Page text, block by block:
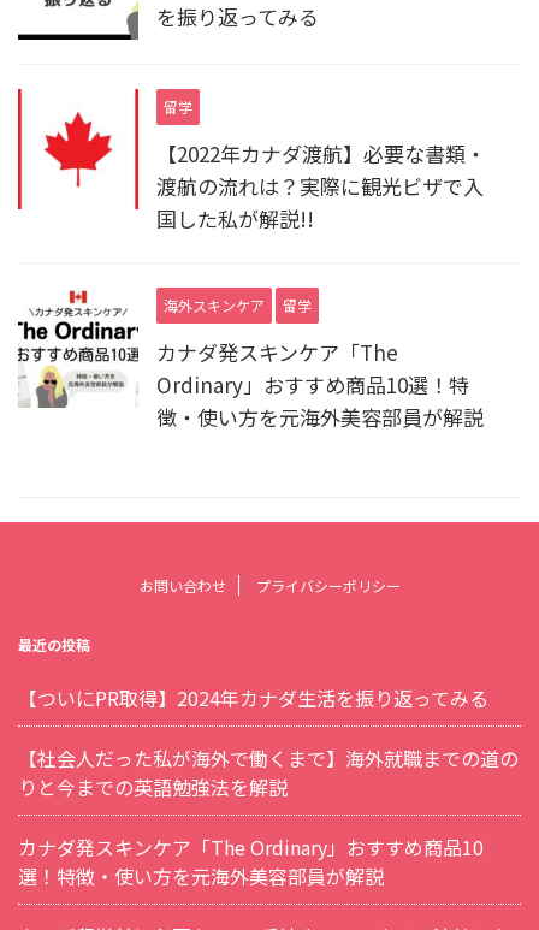
を振り返ってみる
留学
【2022年カナダ渡航】必要な書類・
渡航の流れは？実際に観光ビザで入
国した私が解説!!
海外スキンケア 留学
カナダ発スキンケア「The
Ordinary」おすすめ商品10選！特
徴・使い方を元海外美容部員が解説
お問い合わせ プライバシーポリシー
最近の投稿
【ついにPR取得】2024年カナダ生活を振り返ってみる
【社会人だった私が海外で働くまで】海外就職までの道の
りと今までの英語勉強法を解説
カナダ発スキンケア「The Ordinary」おすすめ商品10
選！特徴・使い方を元海外美容部員が解説